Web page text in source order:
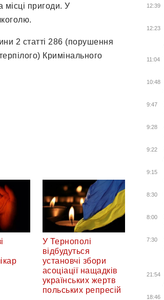
місці пригоди. У
2 статті 286 (порушення
Кримінального
У Тернополі
відбудуться
установчі збори
асоціації нащадків
українських жертв
польських репресій
12:39
12:23
11:04
10:48
9:47
9:28
9:22
9:15
8:30
8:00
7:30
21:54
18:46